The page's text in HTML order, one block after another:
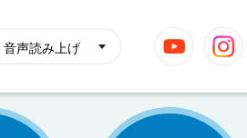
音声読み上げ
YouTube